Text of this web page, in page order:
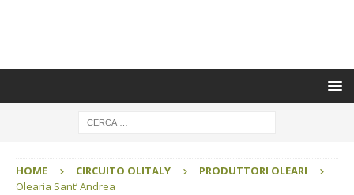
HOME CIRCUITO OLITALY
PRODUTTORI OLEARI
Olearia Sant’ Andrea